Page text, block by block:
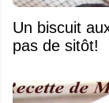
Un biscuit
pas de sitôt!